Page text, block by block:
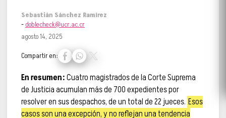
Sebastián Sánchez Ramírez
- doblecheck@ucr.ac.cr
agosto 14, 2025
Compartir en:
En resumen:Cuatro magistrados de la Corte Suprema
de Justicia acumulan más de 700 expedientes por
resolver en sus despachos, de un total de 22 jueces. Esos
casos son una excepción, y no reflejan una tendencia